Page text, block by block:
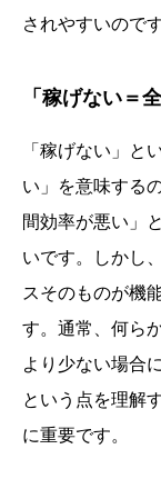
されやすいのです
「稼げない＝
「稼げない」と
い」を意味する
間効率が悪い」
いです。しかし
スそのものが機
す。通常、何ら
より少ない場合
という点を理解
に重要です。